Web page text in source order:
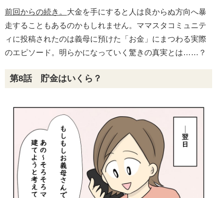
前回からの続き。 大金を手にすると人は良からぬ方向へ暴
走することもあるのかもしれません。ママスタコミュニテ
ィに投稿されたのは義母に預けた「お金」にまつわる実際
のエピソード。明らかになっていく驚きの真実とは……？
第8話 貯金はいくら？